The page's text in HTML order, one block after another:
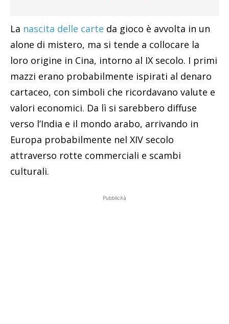
La nascita delle carte da gioco è avvolta in un
alone di mistero, ma si tende a collocare la
loro origine in Cina, intorno al IX secolo. I primi
mazzi erano probabilmente ispirati al denaro
cartaceo, con simboli che ricordavano valute e
valori economici. Da lì si sarebbero diffuse
verso l’India e il mondo arabo, arrivando in
Europa probabilmente nel XIV secolo
attraverso rotte commerciali e scambi
culturali.
Pubblicità